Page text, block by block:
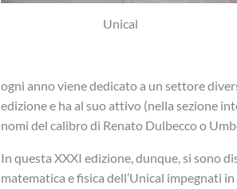
Unical
ogni anno viene dedicato a un settore
edizione e ha al suo attivo (nella sezione
nomi del calibro di Renato Dulbecco o
In questa XXXI edizione, dunque, si sono
matematica e fisica dell’Unical impegnati